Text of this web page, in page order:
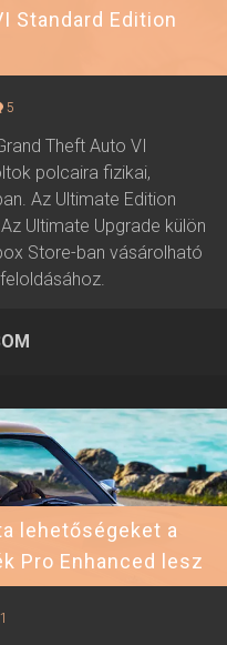
Standard Edition
5
Theft Auto VI
polcaira fizikai,
Az Ultimate Edition
Ultimate Upgrade külön
Store-ban vásárolható
Support
lehetőségeket a
Pro Enhanced lesz
1